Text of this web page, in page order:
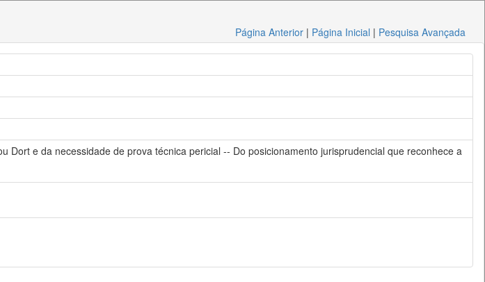
Página Anterior | Página Inicial | Pesquisa Avançada
Dort e da necessidade de prova técnica pericial -- Do posicionamento jurisprudencial que reconhece a